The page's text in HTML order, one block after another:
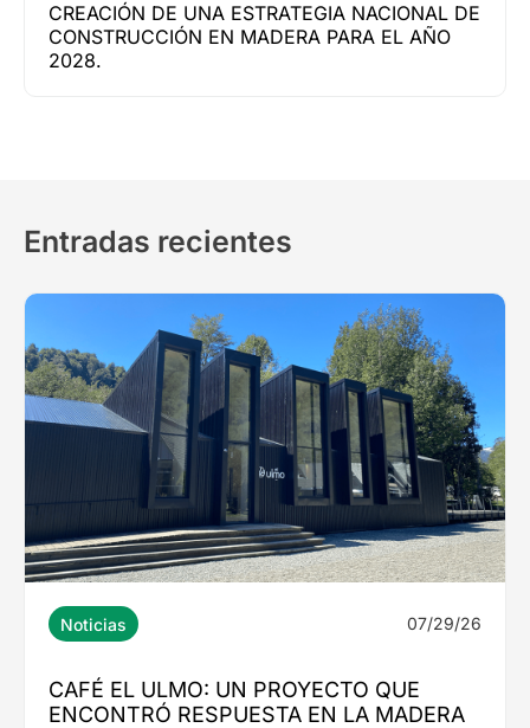
CREACIÓN DE UNA ESTRATEGIA NACIONAL DE
CONSTRUCCIÓN EN MADERA PARA EL AÑO
2028.
Entradas recientes
Noticias 07/29/26
CAFÉ EL ULMO: UN PROYECTO QUE
ENCONTRÓ RESPUESTA EN LA MADERA